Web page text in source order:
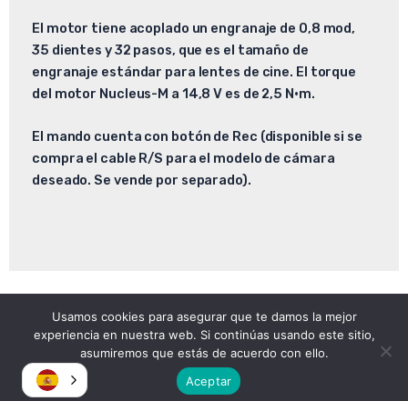
El motor tiene acoplado un engranaje de 0,8 mod,
35 dientes y 32 pasos, que es el tamaño de
engranaje estándar para lentes de cine. El torque
del motor Nucleus-M a 14,8 V es de 2,5 N·m.
El mando cuenta con botón de Rec (disponible si se
compra el cable R/S para el modelo de cámara
deseado. Se vende por separado).
Copyright © 2026
Atomica | Crew & Equipment Rental House.
Usamos cookies para asegurar que te damos la mejor
experiencia en nuestra web. Si continúas usando este sitio,
asumiremos que estás de acuerdo con ello.
Aceptar